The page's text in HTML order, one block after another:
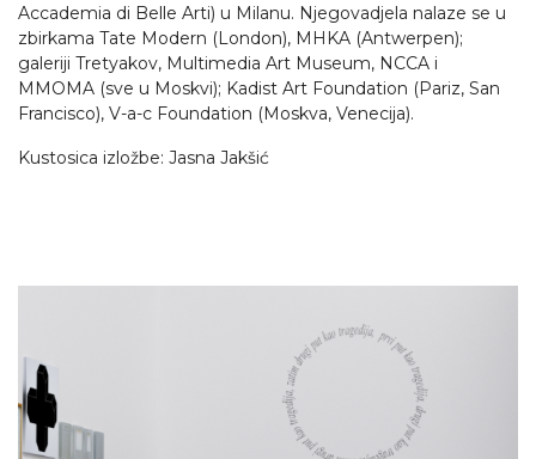
Accademia di Belle Arti) u Milanu. Njegovadjela nalaze se u
zbirkama Tate Modern (London), MHKA (Antwerpen);
galeriji Tretyakov, Multimedia Art Museum, NCCA i
MMOMA (sve u Moskvi); Kadist Art Foundation (Pariz, San
Francisco), V-a-c Foundation (Moskva, Venecija).
Kustosica izložbe: Jasna Jakšić